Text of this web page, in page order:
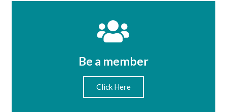
Be a member
Click Here